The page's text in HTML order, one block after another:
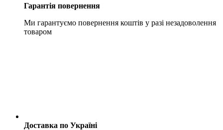
Гарантія повернення
Ми гарантуємо повернення коштів у разі незадоволення
товаром
Доставка по Україні